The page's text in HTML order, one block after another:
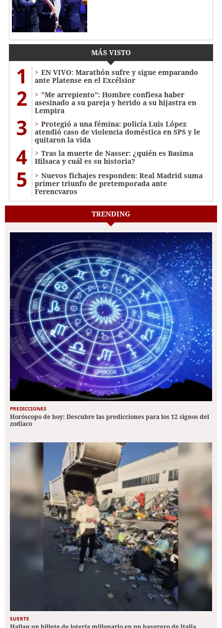
MÁS VISTO
1
EN VIVO: Marathón sufre y sigue emparando
ante Platense en el Excélsior
2
"Me arrepiento": Hombre confiesa haber
asesinado a su pareja y herido a su hijastra en
Lempira
3
Protegió a una fémina: policía Luis López
atendió caso de violencia doméstica en SPS y le
quitaron la vida
4
Tras la muerte de Nasser: ¿quién es Basima
Hilsaca y cuál es su historia?
5
Nuevos fichajes responden: Real Madrid suma
primer triunfo de pretemporada ante
Ferencvaros
TRENDING
PREDICCIONES
Horóscopo de hoy: Descubre las predicciones para los 12 signos del
zodiaco
SUERTE